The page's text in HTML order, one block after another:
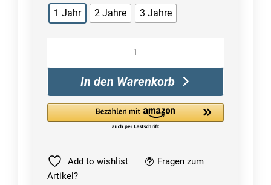
1 Jahr 2 Jahre 3 Jahre
Windows
Menge
In den Warenkorb
Add to wishlist
Fragen zum
Artikel?